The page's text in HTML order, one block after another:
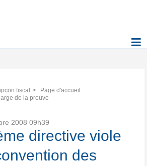
fiscal
Page d'accueil
de la preuve
2008 09h39
directive viole
des